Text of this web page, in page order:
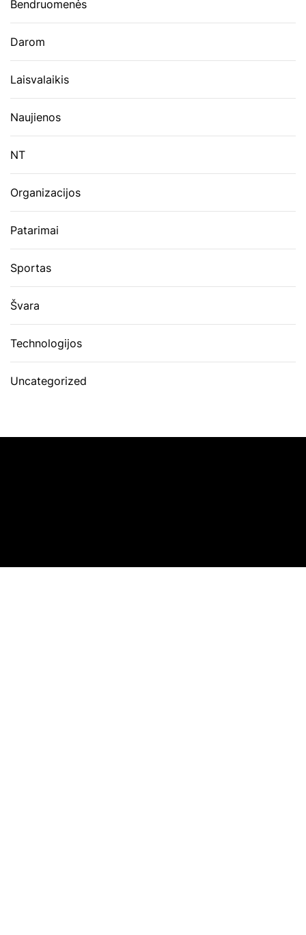
Bendruomenės
Darom
Laisvalaikis
Naujienos
NT
Organizacijos
Patarimai
Sportas
Švara
Technologijos
Uncategorized